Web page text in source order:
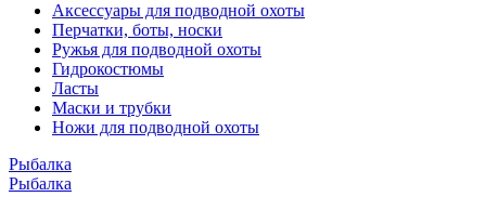
Аксессуары для подводной охоты
Перчатки, боты, носки
Ружья для подводной охоты
Гидрокостюмы
Ласты
Маски и трубки
Ножи для подводной охоты
Рыбалка
Рыбалка